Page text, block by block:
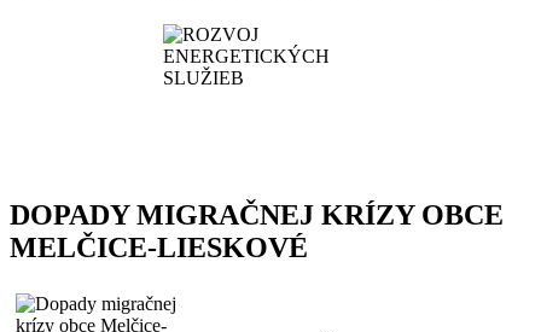
DOPADY MIGRAČNEJ KRÍZY OBCE
MELČICE-LIESKOVÉ